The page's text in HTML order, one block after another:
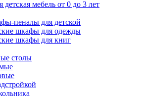
детская мебель от 0 до 3 лет
пеналы для детской
шкафы для одежды
шкафы для книг
столы